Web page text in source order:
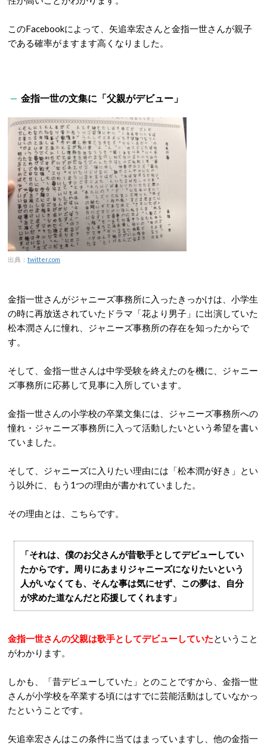
このFacebookによって、矢追幸宏さんと金指一世さんが親子
である確率がますます高くなりました。
金指一世の文集に「父親がデビュー」
出典： twitter.com
金指一世さんがジャニーズ事務所に入ったきっかけは、小学生
の時に再放送されていたドラマ「花より男子」に出演していた
松本潤さんに憧れ、ジャニーズ事務所の存在を知ったからで
す。
そして、金指一世さんは中学受験を終えたのを機に、ジャニー
ズ事務所に応募して見事に入所しています。
金指一世さんの小学校の卒業文集には、ジャニーズ事務所への
憧れ・ジャニーズ事務所に入って活動したいという希望を書い
ていました。
そして、ジャニーズに入りたい理由には「松本潤が好き」とい
う以外に、もう1つの理由が書かれていました。
その理由とは、こちらです。
「それは、僕のお父さんが昔歌手としてデビューしてい
たからです。周りにあまりジャニーズになりたいという
人がいなくても、そんな事は気にせず、この夢は、自分
が求めた道なんだと応援してくれます」
金指一世さんの父親は歌手としてデビューしていたということ
がわかります。
しかも、「昔デビューしていた」とのことですから、金指一世
さんが小学校を卒業する頃にはすでに芸能活動はしていなかっ
たということです。
矢追幸宏さんはこの条件に当てはまっていますし、他の金指一